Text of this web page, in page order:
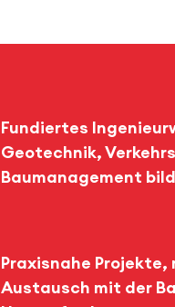
Fundiertes
Geotechnik,
Baumanagement
Praxisnahe
Austausch mit der